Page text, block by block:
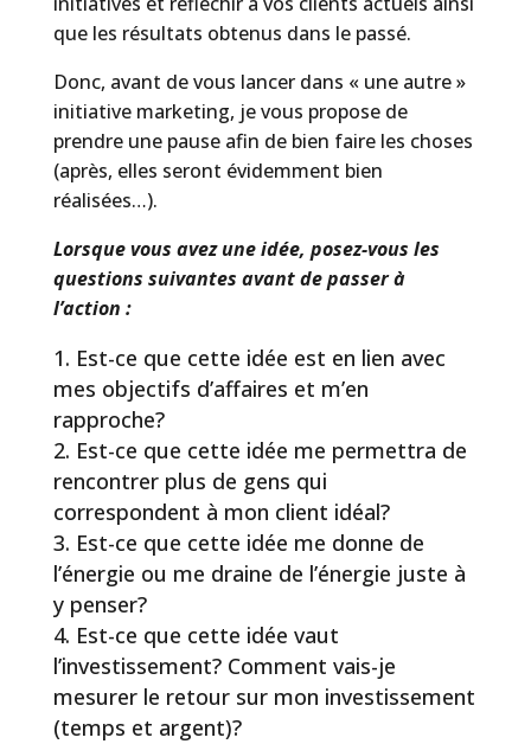
que les résultats obtenus dans le passé.
Donc, avant de vous lancer dans « une autre »
initiative marketing, je vous propose de
prendre une pause afin de bien faire les choses
(après, elles seront évidemment bien
réalisées…).
Lorsque vous avez une idée, posez-vous les
questions suivantes avant de passer à
l’action :
Est-ce que cette idée est en lien avec
mes objectifs d’affaires et m’en
rapproche?
Est-ce que cette idée me permettra de
rencontrer plus de gens qui
correspondent à mon client idéal?
Est-ce que cette idée me donne de
l’énergie ou me draine de l’énergie juste à
y penser?
Est-ce que cette idée vaut
l’investissement? Comment vais-je
mesurer le retour sur mon investissement
(temps et argent)?